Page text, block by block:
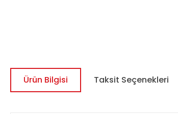
Ürün Bilgisi Taksit Seçenekleri